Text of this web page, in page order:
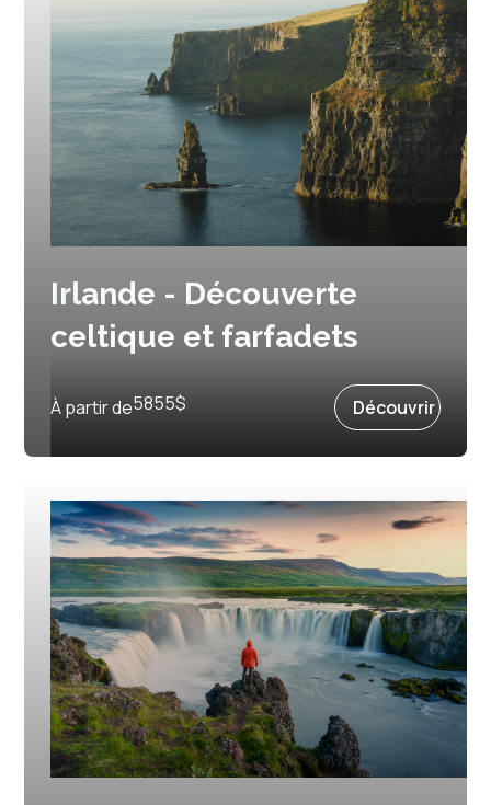
Irlande - Découverte
celtique et farfadets
À partir de5855$ Découvrir